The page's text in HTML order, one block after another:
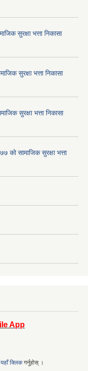
सुरक्षा भत्ता निकासा
सुरक्षा भत्ता निकासा
सुरक्षा भत्ता निकासा
को सामाजिक सुरक्षा भत्ता
App
यहाँ क्लिक गर्नुहोस् ।